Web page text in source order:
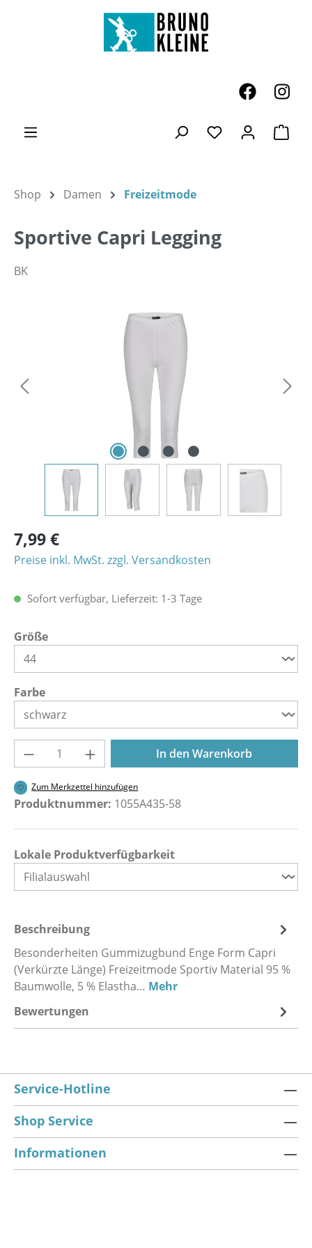
Zum Hauptinhalt springen
Du hast 0
Shop Damen Freizeitmode
Sportive Capri Legging
BK
Bildergalerie überspringen
7,99 €
Preise inkl. MwSt. zzgl. Versandkosten
Sofort verfügbar, Lieferzeit: 1-3 Tage
Größeauswählen
Farbeauswählen
Produkt Anzahl: Gib den gewünschten
In den Warenkorb
Zum Merkzettel hinzufügen
Produktnummer: 1055A435-58
Lokale Produktverfügbarkeit
Beschreibung
Besonderheiten Gummizugbund Enge Form Capri
(Verkürzte Länge) Freizeitmode Sportiv Material 95 %
Baumwolle, 5 % Elastha… Mehr
Bewertungen
Service-Hotline
Shop Service
Informationen